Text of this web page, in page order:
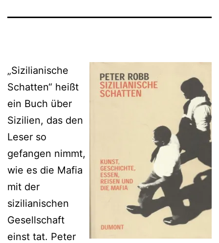
„Sizilianische
Schatten“ heißt
ein Buch über
Sizilien, das den
Leser so
gefangen nimmt,
wie es die Mafia
mit der
sizilianischen
Gesellschaft
einst tat. Peter